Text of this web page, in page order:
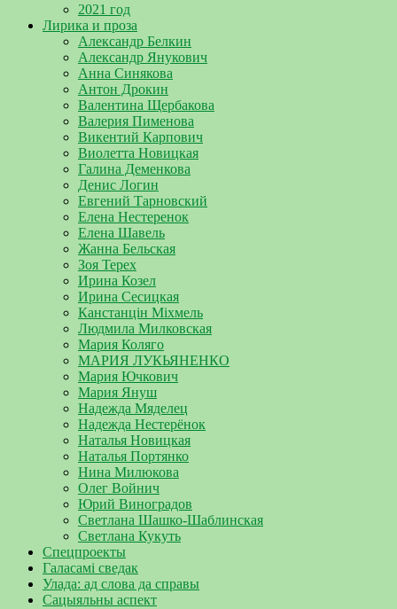
2021 год
Лирика и проза
Александр Белкин
Александр Янукович
Анна Синякова
Антон Дрокин
Валентина Щербакова
Валерия Пименова
Викентий Карпович
Виолетта Новицкая
Галина Деменкова
Денис Логин
Евгений Тарновский
Елена Нестеренок
Елена Шавель
Жанна Бельская
Зоя Терех
Ирина Козел
Ирина Сесицкая
Канстанцін Міхмель
Людмила Милковская
Мария Коляго
МАРИЯ ЛУКЬЯНЕНКО
Мария Ючкович
Мария Януш
Надежда Мяделец
Надежда Нестерёнок
Наталья Новицкая
Наталья Портянко
Нина Милюкова
Олег Войнич
Юрий Виноградов
Светлана Шашко-Шаблинская
Светлана Кукуть
Спецпроекты
Галасамі сведак
Улада: ад слова да справы
Сацыяльны аспект